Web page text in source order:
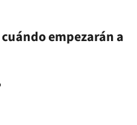
empezarán a